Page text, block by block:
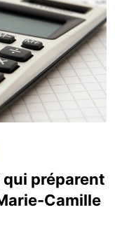
qui préparent
Camille